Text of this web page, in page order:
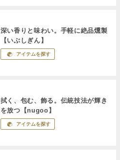
深い香りと味わい。手軽に絶品燻製
【いぶしぎん】
アイテムを探す
拭く、包む、飾る。伝統技法が輝き
を放つ【nugoo】
アイテムを探す